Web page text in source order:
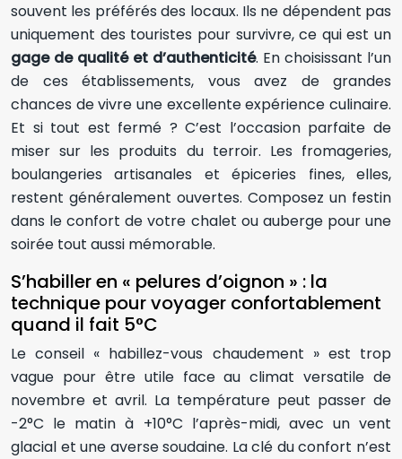
souvent les préférés des locaux. Ils ne dépendent pas
uniquement des touristes pour survivre, ce qui est un
gage de qualité et d’authenticité. En choisissant l’un
de ces établissements, vous avez de grandes
chances de vivre une excellente expérience culinaire.
Et si tout est fermé ? C’est l’occasion parfaite de
miser sur les produits du terroir. Les fromageries,
boulangeries artisanales et épiceries fines, elles,
restent généralement ouvertes. Composez un festin
dans le confort de votre chalet ou auberge pour une
soirée tout aussi mémorable.
S’habiller en « pelures d’oignon » : la
technique pour voyager confortablement
quand il fait 5°C
Le conseil « habillez-vous chaudement » est trop
vague pour être utile face au climat versatile de
novembre et avril. La température peut passer de
-2°C le matin à +10°C l’après-midi, avec un vent
glacial et une averse soudaine. La clé du confort n’est